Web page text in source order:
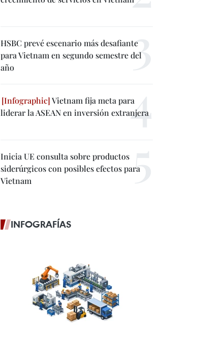
HSBC prevé escenario más desafiante
para Vietnam en segundo semestre del
año
Vietnam fija meta para
liderar la ASEAN en inversión extranjera
Inicia UE consulta sobre productos
siderúrgicos con posibles efectos para
Vietnam
INFOGRAFÍAS